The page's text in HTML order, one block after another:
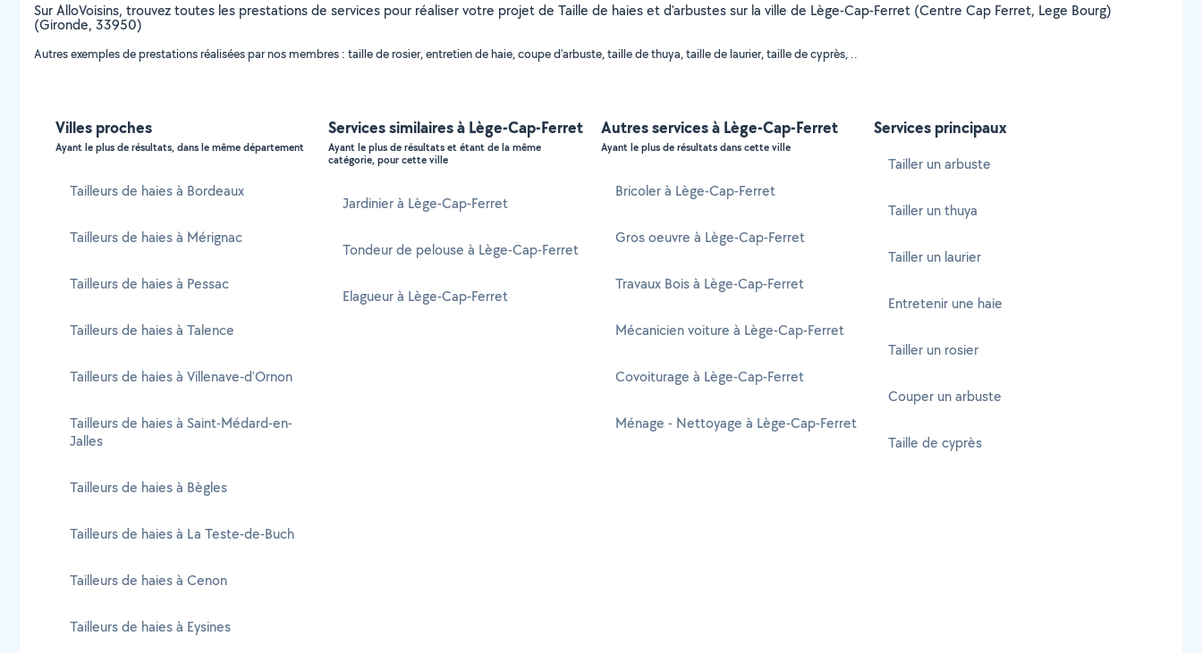
Sur AlloVoisins, trouvez toutes les prestations de services pour réaliser votre projet de Taille de haies et d'arbustes sur la ville de Lège-Cap-Ferret (Centre Cap Ferret, Lege Bourg)
(Gironde, 33950)
Autres exemples de prestations réalisées par nos membres : taille de rosier, entretien de haie, coupe d'arbuste, taille de thuya, taille de laurier, taille de cyprès, ..
Villes proches
Ayant le plus de résultats, dans le même département
Tailleurs de haies à Bordeaux
Tailleurs de haies à Mérignac
Tailleurs de haies à Pessac
Tailleurs de haies à Talence
Tailleurs de haies à Villenave-d'Ornon
Tailleurs de haies à Saint-Médard-en-
Jalles
Tailleurs de haies à Bègles
Tailleurs de haies à La Teste-de-Buch
Tailleurs de haies à Cenon
Tailleurs de haies à Eysines
Services similaires à Lège-Cap-Ferret
Ayant le plus de résultats et étant de la même
catégorie, pour cette ville
Jardinier à Lège-Cap-Ferret
Tondeur de pelouse à Lège-Cap-Ferret
Elagueur à Lège-Cap-Ferret
Autres services à Lège-Cap-Ferret
Ayant le plus de résultats dans cette ville
Bricoler à Lège-Cap-Ferret
Gros oeuvre à Lège-Cap-Ferret
Travaux Bois à Lège-Cap-Ferret
Mécanicien voiture à Lège-Cap-Ferret
Covoiturage à Lège-Cap-Ferret
Ménage - Nettoyage à Lège-Cap-Ferret
Services principaux
Tailler un arbuste
Tailler un thuya
Tailler un laurier
Entretenir une haie
Tailler un rosier
Couper un arbuste
Taille de cyprès